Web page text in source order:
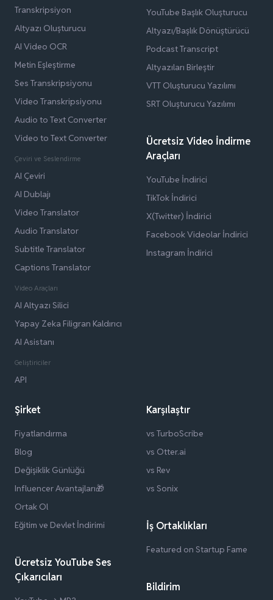
Transkripsiyon
Altyazı Oluşturucu
AI Video OCR
Metin Eşleştirme
Ses Transkripsiyonu
Video Transkripsiyonu
Audio to Text Converter
Video to Text Converter
Çeviri ve Seslendirme
AI Çeviri
AI Dublajı
Video Translator
Audio Translator
Subtitle Translator
Captions Translator
Video Araçları
AI Altyazı Silici
Yapay Zeka Filigran Kaldırıcı
AI Asistanı
Geliştiriciler
API
YouTube Başlık Oluşturucu
Altyazı/Başlık Dönüştürücü
Podcast Transcript
Altyazıları Birleştir
VTT Oluşturucu Yazılımı
SRT Oluşturucu Yazılımı
Ücretsiz Video İndirme
Araçları
YouTube İndirici
TikTok İndirici
X(Twitter) İndirici
Facebook Videolar İndirici
Instagram İndirici
Şirket
Fiyatlandırma
Blog
Değişiklik Günlüğü
Influencer Avantajları🎁
Ortak Ol
Eğitim ve Devlet İndirimi
Ücretsiz YouTube Ses
Çıkarıcıları
Karşılaştır
vs TurboScribe
vs Otter.ai
vs Rev
vs Sonix
İş Ortaklıkları
Featured on Startup Fame
Bildirim